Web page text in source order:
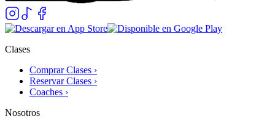
Clases
Comprar Clases ›
Reservar Clases ›
Coaches ›
Nosotros